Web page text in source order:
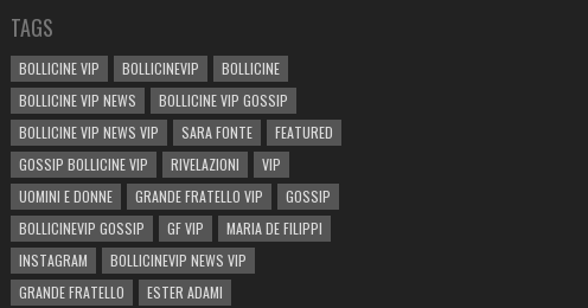
TAGS
BOLLICINE VIP BOLLICINEVIP
BOLLICINE
BOLLICINE VIP NEWS
BOLLICINE VIP GOSSIP
BOLLICINE VIP NEWS VIP
SARA FONTE
FEATURED
GOSSIP BOLLICINE VIP
RIVELAZIONI
VIP
UOMINI E DONNE
GRANDE FRATELLO VIP
GOSSIP
BOLLICINEVIP GOSSIP
GF VIP
MARIA DE FILIPPI
INSTAGRAM
BOLLICINEVIP NEWS VIP
GRANDE FRATELLO
ESTER ADAMI